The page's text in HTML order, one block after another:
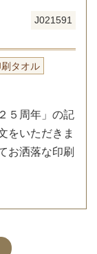
J021591
刷タオル
５周年」の記
をいただきま
お洒落な印刷